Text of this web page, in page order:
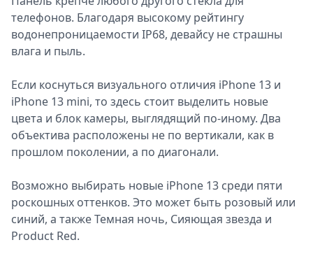
телефонов. Благодаря высокому рейтингу
водонепроницаемости IP68, девайсу не страшны
влага и пыль.
Если коснуться визуального отличия iPhone 13 и
iPhone 13 mini, то здесь стоит выделить новые
цвета и блок камеры, выглядящий по-иному. Два
объектива расположены не по вертикали, как в
прошлом поколении, а по диагонали.
Возможно выбирать новые iPhone 13 среди пяти
роскошных оттенков. Это может быть розовый или
синий, а также Темная ночь, Сияющая звезда и
Product Red.